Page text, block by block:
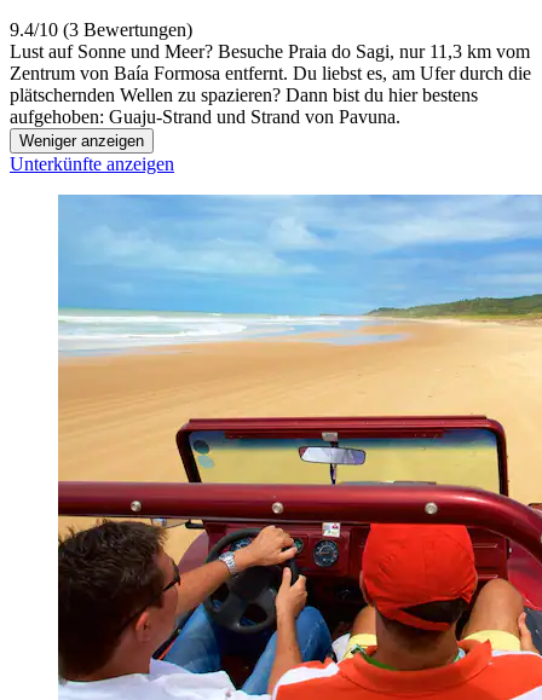
9.4/10 (3 Bewertungen)
Lust auf Sonne und Meer? Besuche Praia do Sagi, nur 11,3 km vom
Zentrum von Baía Formosa entfernt. Du liebst es, am Ufer durch die
plätschernden Wellen zu spazieren? Dann bist du hier bestens
aufgehoben: Guaju-Strand und Strand von Pavuna.
Weniger anzeigen
Unterkünfte anzeigen